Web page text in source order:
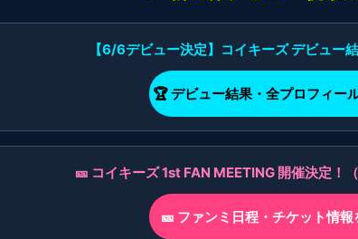
【6/6デビュー決定】コイキーズ デビュー
🏆 デビュー結果・全プロフィー
🎫 コイキーズ 1st FAN MEETING 開催決定！
🎫 ファンミ日程・チケット情